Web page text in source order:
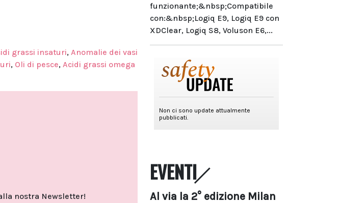
grassi insaturi, Anomalie dei vasi
, Oli di pesce, Acidi grassi omega
nostra Newsletter!
funzionante;&nbsp;Compatibile
con:&nbsp;Logiq E9, Logiq E9 con
XDClear, Logiq S8, Voluson E6,...
EVENTI
Al via la 2° edizione Milan